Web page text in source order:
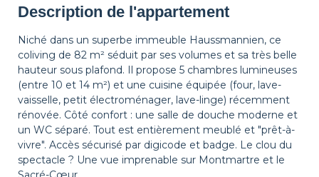
Corbeille à papier Décorations
Table de chevet Lampe de chevet
Description de l'appartement
Niché dans un superbe immeuble Haussmannien, ce
coliving de 82 m² séduit par ses volumes et sa très belle
hauteur sous plafond. Il propose 5 chambres lumineuses
(entre 10 et 14 m²) et une cuisine équipée (four, lave-
vaisselle, petit électroménager, lave-linge) récemment
rénovée. Côté confort : une salle de douche moderne et
un WC séparé. Tout est entièrement meublé et "prêt-à-
vivre". Accès sécurisé par digicode et badge. Le clou du
spectacle ? Une vue imprenable sur Montmartre et le